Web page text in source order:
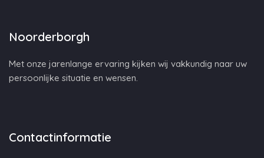
Noorderborgh
Met onze jarenlange ervaring kijken wij vakkundig naar uw
persoonlijke situatie en wensen.
Contactinformatie